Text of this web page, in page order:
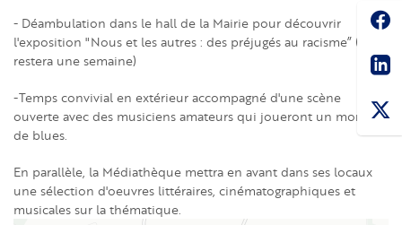
- Déambulation dans le hall de la Mairie pour découvrir
l'exposition "Nous et les autres : des préjugés au racisme” (qui
restera une semaine)
-Temps convivial en extérieur accompagné d'une scène
ouverte avec des musiciens amateurs qui joueront un morceau
de blues.
En parallèle, la Médiathèque mettra en avant dans ses locaux
une sélection d'oeuvres littéraires, cinématographiques et
musicales sur la thématique.